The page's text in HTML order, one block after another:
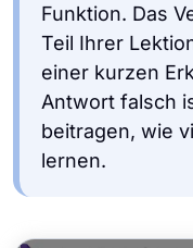
Funktion. Das
Teil Ihrer
einer kurzen
Antwort falsch
beitragen, wie
lernen.